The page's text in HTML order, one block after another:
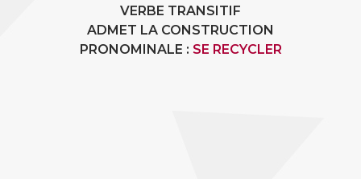
VERBE TRANSITIF
ADMET LA CONSTRUCTION
PRONOMINALE : SE RECYCLER